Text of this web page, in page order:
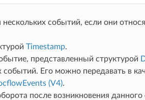
событий, если они
Timestamp.
представленный структурой
Его можно передавать в
(V4).
после возникновения данного